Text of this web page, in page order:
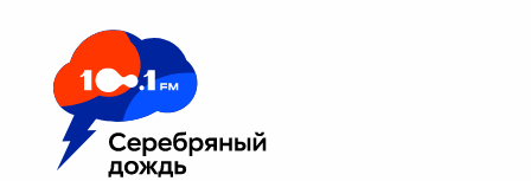
Москва 100.1 FM